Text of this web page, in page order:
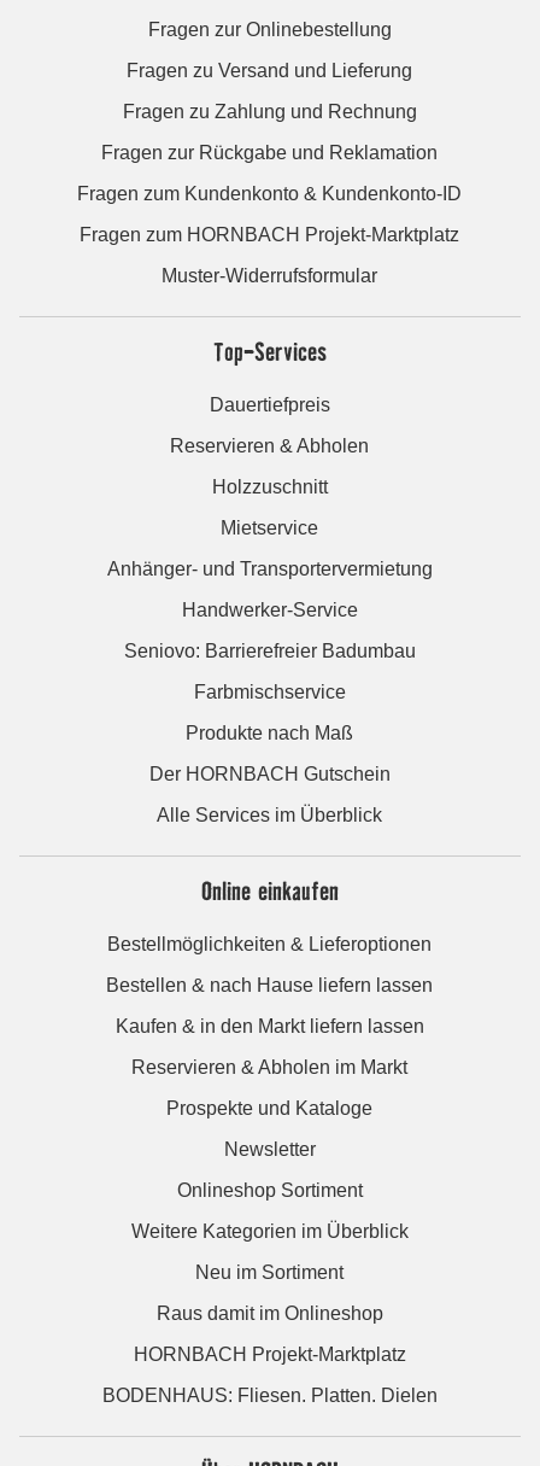
Fragen zur Onlinebestellung
Fragen zu Versand und Lieferung
Fragen zu Zahlung und Rechnung
Fragen zur Rückgabe und Reklamation
Fragen zum Kundenkonto & Kundenkonto-ID
Fragen zum HORNBACH Projekt-Marktplatz
Muster-Widerrufsformular
Top-Services
Dauertiefpreis
Reservieren & Abholen
Holzzuschnitt
Mietservice
Anhänger- und Transportervermietung
Handwerker-Service
Seniovo: Barrierefreier Badumbau
Farbmischservice
Produkte nach Maß
Der HORNBACH Gutschein
Alle Services im Überblick
Online einkaufen
Bestellmöglichkeiten & Lieferoptionen
Bestellen & nach Hause liefern lassen
Kaufen & in den Markt liefern lassen
Reservieren & Abholen im Markt
Prospekte und Kataloge
Newsletter
Onlineshop Sortiment
Weitere Kategorien im Überblick
Neu im Sortiment
Raus damit im Onlineshop
HORNBACH Projekt-Marktplatz
BODENHAUS: Fliesen. Platten. Dielen